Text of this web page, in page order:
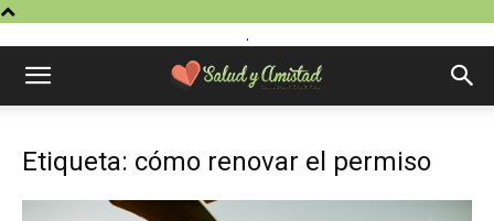
.
Etiqueta: cómo renovar el permiso